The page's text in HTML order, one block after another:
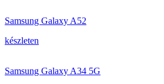
Samsung Galaxy A52
készleten
Samsung Galaxy A34 5G